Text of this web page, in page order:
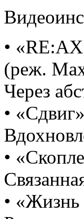
•
(реж.
Через
•
•
• «Жизнь